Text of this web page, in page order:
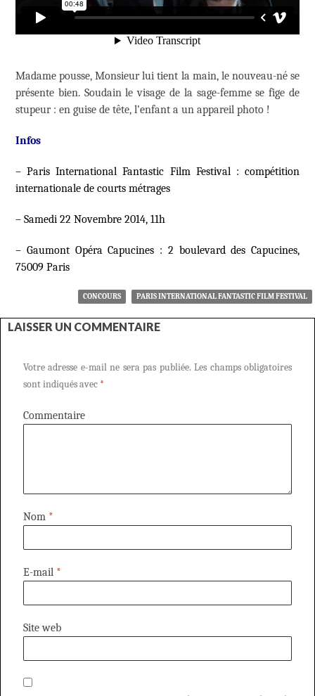
Madame pousse, Monsieur lui tient la main, le nouveau-né se
présente bien. Soudain le visage de la sage-femme se fige de
stupeur : en guise de tête, l’enfant a un appareil photo !
Infos
– Paris International Fantastic Film Festival : compétition
internationale de courts métrages
– Samedi 22 Novembre 2014, 11h
– Gaumont Opéra Capucines : 2 boulevard des Capucines,
75009 Paris
CONCOURS PARIS INTERNATIONAL FANTASTIC FILM FESTIVAL
LAISSER UN COMMENTAIRE
Votre adresse e-mail ne sera pas publiée. Les champs obligatoires
sont indiqués avec *
Commentaire
Nom *
E-mail *
Site web